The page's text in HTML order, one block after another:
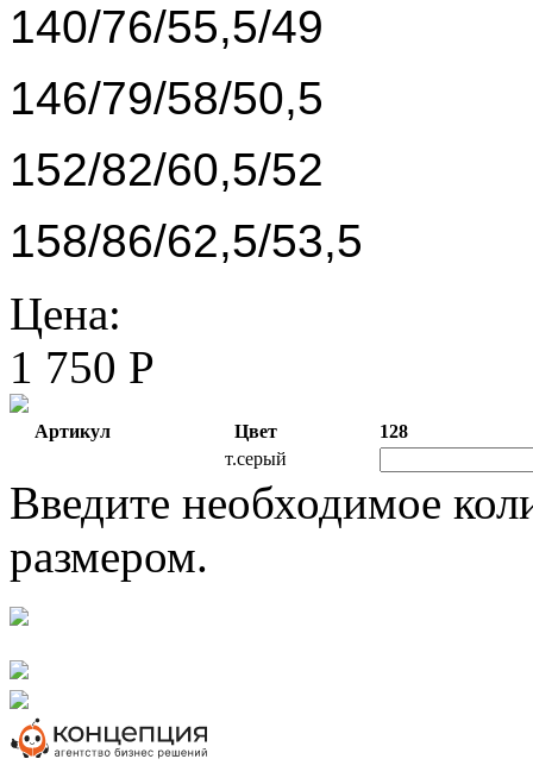
140/76/55,5/49
146/79/58/50,5
152/82/60,5/52
158/86/62,5/53,5
Цена:
1 750 Р
Артикул Цвет
128
т.серый
Введите необходимое
размером.